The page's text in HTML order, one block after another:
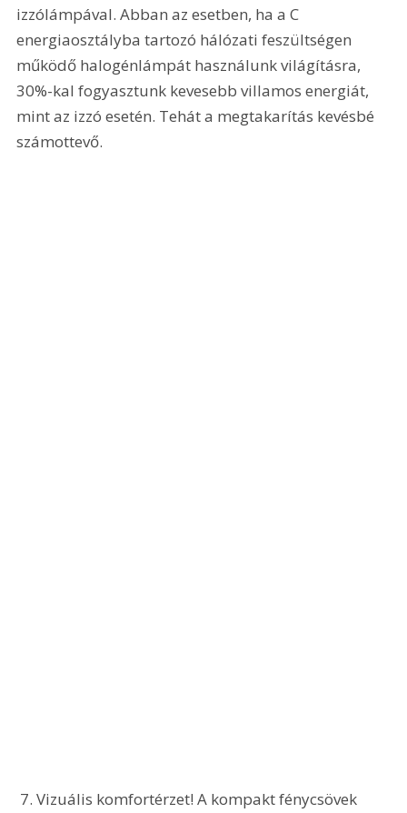
izzólámpával. Abban az esetben, ha a C
energiaosztályba tartozó hálózati feszültségen
működő halogénlámpát használunk világításra,
30%-kal fogyasztunk kevesebb villamos energiát,
mint az izzó esetén. Tehát a megtakarítás kevésbé
számottevő.